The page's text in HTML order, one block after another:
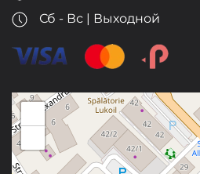
Сб - Вс | Выходной